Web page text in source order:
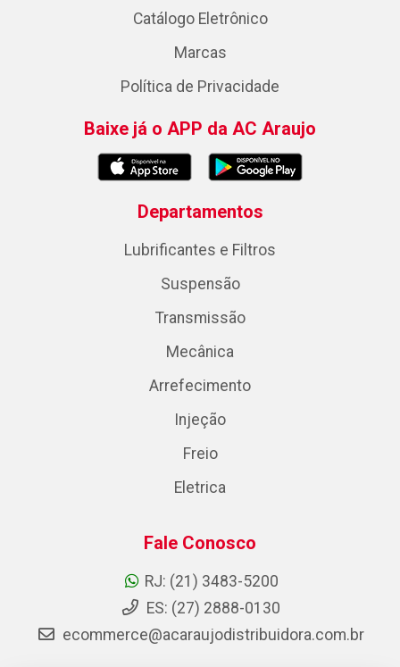
Catálogo Eletrônico
Marcas
Política de Privacidade
Baixe já o APP da AC Araujo
Departamentos
Lubrificantes e Filtros
Suspensão
Transmissão
Mecânica
Arrefecimento
Injeção
Freio
Eletrica
Fale Conosco
RJ: (21) 3483-5200
ES: (27) 2888-0130
ecommerce@acaraujodistribuidora.com.br